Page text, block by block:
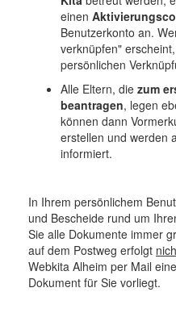
einen
Benutzerkonto an.
verknüpfen"
persönlichen
Alle Eltern, die zum
beantragen, legen
können dann
erstellen und werden
informiert.
In Ihrem persönlichem
und Bescheide rund um
Sie alle Dokumente immer
auf dem Postweg erfolgt
Webkita Alheim per Mail
Dokument für Sie vorliegt.